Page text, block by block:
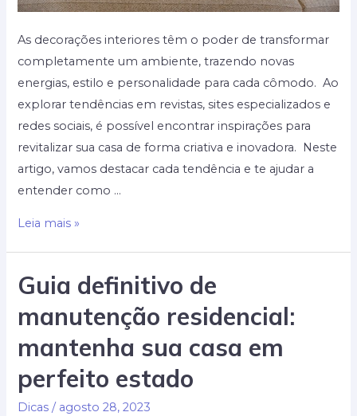
As decorações interiores têm o poder de transformar
completamente um ambiente, trazendo novas
energias, estilo e personalidade para cada cômodo. Ao
explorar tendências em revistas, sites especializados e
redes sociais, é possível encontrar inspirações para
revitalizar sua casa de forma criativa e inovadora. Neste
artigo, vamos destacar cada tendência e te ajudar a
entender como …
Transforme
com
tendências
de
decoração
Leia mais »
Guia definitivo de
manutenção residencial:
mantenha sua casa em
perfeito estado
Dicas / agosto 28, 2023